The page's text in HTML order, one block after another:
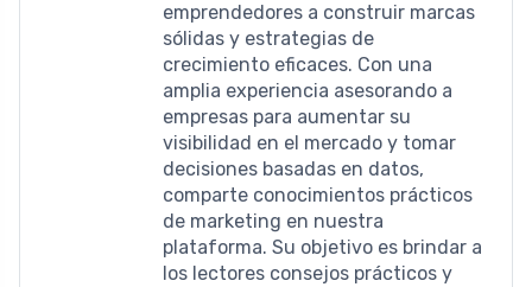
emprendedores a construir marcas
sólidas y estrategias de
crecimiento eficaces. Con una
amplia experiencia asesorando a
empresas para aumentar su
visibilidad en el mercado y tomar
decisiones basadas en datos,
comparte conocimientos prácticos
de marketing en nuestra
plataforma. Su objetivo es brindar a
los lectores consejos prácticos y